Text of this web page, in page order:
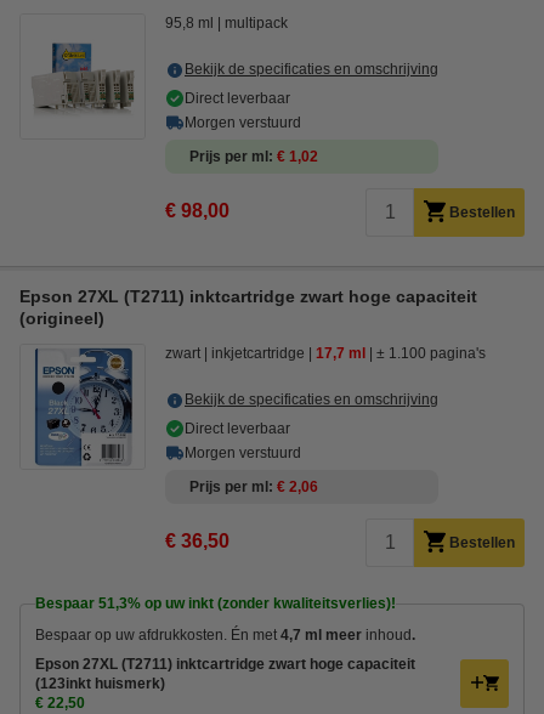
95,8 ml multipack
Bekijk de specificaties en omschrijving
Direct leverbaar
Morgen verstuurd
Prijs per ml
€ 1,02
€ 98,00 Bestellen
Epson 27XL (T2711) inktcartridge zwart hoge capaciteit
(origineel)
zwart inkjetcartridge 17,7 ml ± 1.100 pagina's
Bekijk de specificaties en omschrijving
Direct leverbaar
Morgen verstuurd
Prijs per ml
€ 2,06
€ 36,50 Bestellen
Bespaar 51,3% op uw inkt (zonder kwaliteitsverlies)!
Bespaar op uw afdrukkosten. Én met 4,7 ml meer inhoud .
Epson 27XL (T2711) inktcartridge zwart hoge capaciteit
(123inkt huismerk)
€ 22,50